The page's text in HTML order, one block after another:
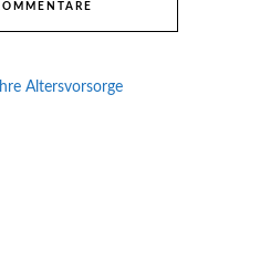
Altersvorsorge